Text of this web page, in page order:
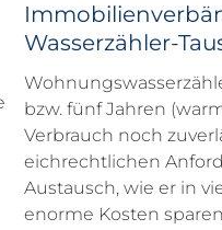
Wasserzähler-
bzw. fünf Jahren
Verbrauch noch
eichrechtlichen
Austausch, wie er in
enorme Kosten